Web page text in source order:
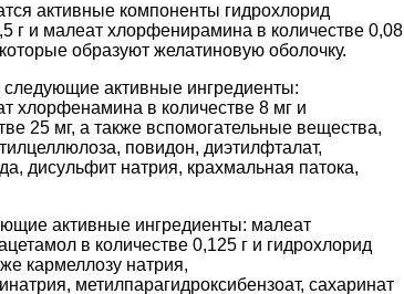
активные компоненты гидрохлорид
г и малеат хлорфенирамина в количестве 0,08
образуют желатиновую оболочку.
активные ингредиенты:
хлорфенамина в количестве 8 мг и
25 мг, а также вспомогательные вещества,
повидон, диэтилфталат,
дисульфит натрия, крахмальная патока,
активные ингредиенты: малеат
в количестве 0,125 г и гидрохлорид
кармеллозу натрия,
метилпарагидроксибензоат, сахаринат